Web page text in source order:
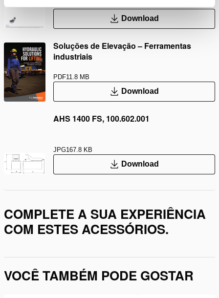
Download
Soluções de Elevação – Ferramentas
industriais
PDF11.8 MB
Download
AHS 1400 FS, 100.602.001
JPG167.8 KB
Download
COMPLETE A SUA EXPERIÊNCIA
COM ESTES ACESSÓRIOS.
VOCÊ TAMBÉM PODE GOSTAR